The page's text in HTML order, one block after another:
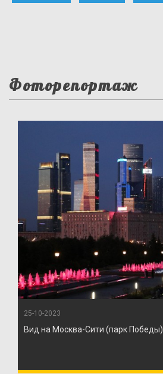
Фоторепортаж
25-10-2023
Вид на Москва-Сити (парк Победы)